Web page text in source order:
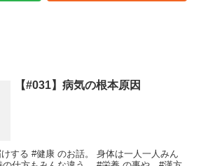
【#031】病気の根本原因
する #健康 のお話。 身体は一人一人みん